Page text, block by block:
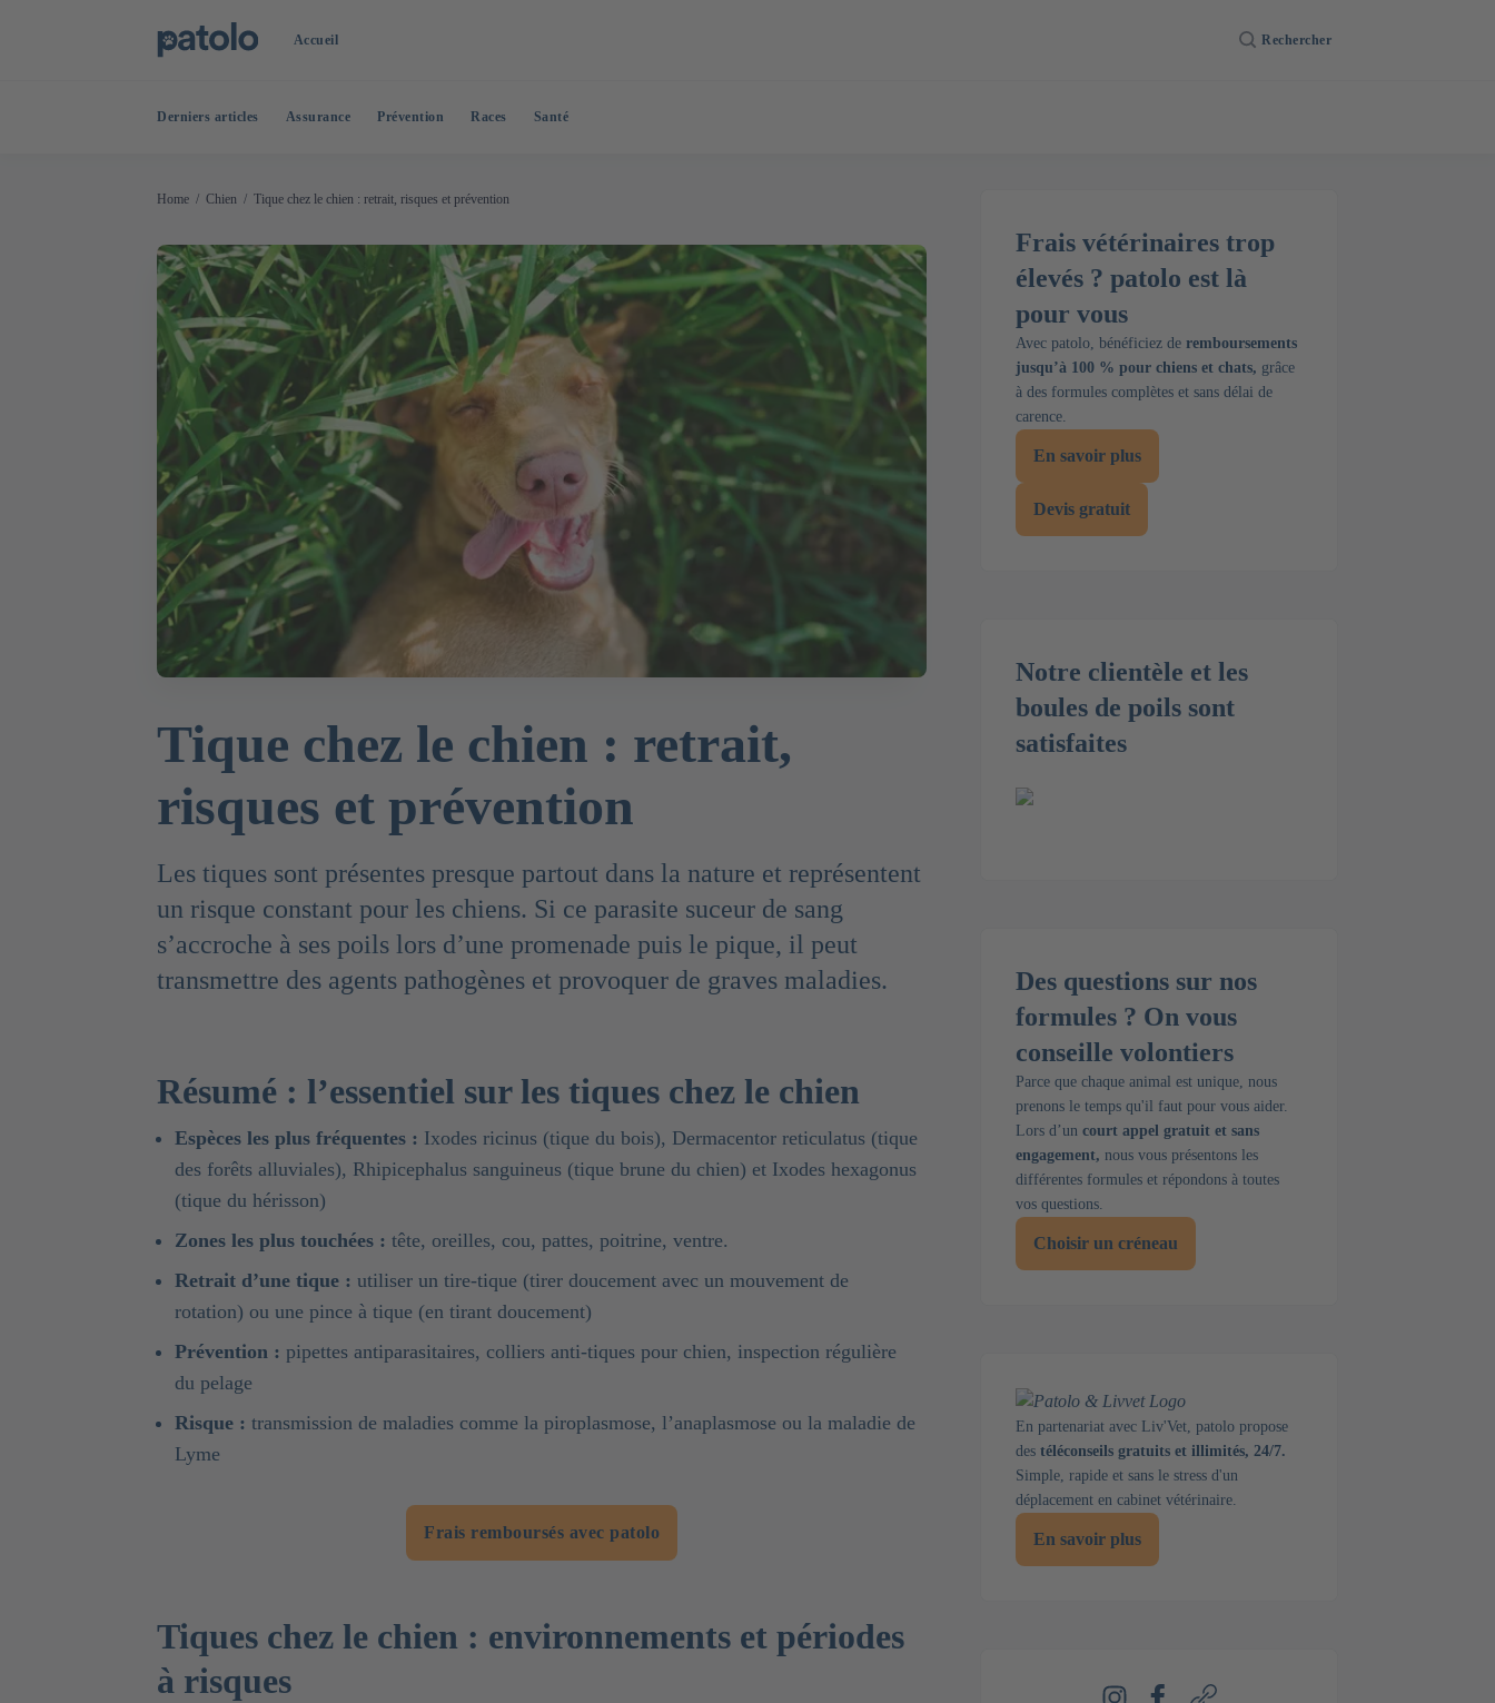
Accueil Rechercher
Derniers articles Assurance Prévention Races Santé
Home Chien Tique chez le chien : retrait, risques et prévention
Tique chez le chien : retrait,
risques et prévention
Les tiques sont présentes presque partout dans la nature et représentent
un risque constant pour les chiens. Si ce parasite suceur de sang
s’accroche à ses poils lors d’une promenade puis le pique, il peut
transmettre des agents pathogènes et provoquer de graves maladies.
Résumé : l’essentiel sur les tiques chez le chien
Espèces les plus fréquentes : Ixodes ricinus (tique du bois), Dermacentor reticulatus (tique
des forêts alluviales), Rhipicephalus sanguineus (tique brune du chien) et Ixodes hexagonus
(tique du hérisson)
Zones les plus touchées : tête, oreilles, cou, pattes, poitrine, ventre.
Retrait d’une tique : utiliser un tire-tique (tirer doucement avec un mouvement de
rotation) ou une pince à tique (en tirant doucement)
Prévention : pipettes antiparasitaires, colliers anti-tiques pour chien, inspection régulière
du pelage
Risque : transmission de maladies comme la piroplasmose, l’anaplasmose ou la maladie de
Lyme
Frais remboursés avec patolo
Tiques chez le chien : environnements et périodes
à risques
Frais vétérinaires trop
élevés ? patolo est là
pour vous
Avec patolo, bénéficiez de remboursements
jusqu’à 100 % pour chiens et chats, grâce
à des formules complètes et sans délai de
carence.
En savoir plus
Devis gratuit
Notre clientèle et les
boules de poils sont
satisfaites
Des questions sur nos
formules ? On vous
conseille volontiers
Parce que chaque animal est unique, nous
prenons le temps qu'il faut pour vous aider.
Lors d’un court appel gratuit et sans
engagement, nous vous présentons les
différentes formules et répondons à toutes
vos questions.
Choisir un créneau
En partenariat avec Liv'Vet, patolo propose
des téléconseils gratuits et illimités, 24/7.
Simple, rapide et sans le stress d'un
déplacement en cabinet vétérinaire.
En savoir plus